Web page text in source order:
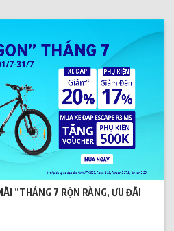
“THÁNG 7 RỘN RÀNG, ƯU ĐÃI